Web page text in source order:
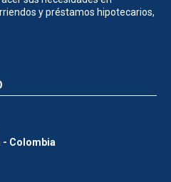
y préstamos hipotecarios,
- Colombia